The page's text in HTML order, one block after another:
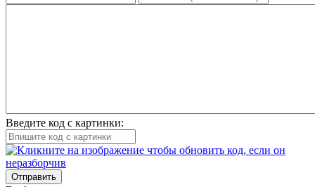
Введите код с картинки:
Отправить